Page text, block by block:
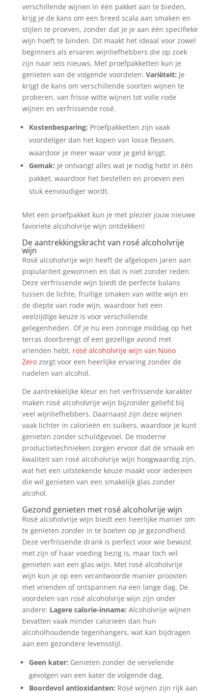
verschillende wijnen in één pakket aan te bieden,
krijg je de kans om een breed scala aan smaken en
stijlen te proeven, zonder dat je je aan één specifieke
wijn hoeft te binden. Dit maakt het ideaal voor zowel
beginners als ervaren wijnliefhebbers die op zoek
zijn naar iets nieuws. Met proefpakketten kun je
genieten van de volgende voordelen: Variëteit: Je
krijgt de kans om verschillende soorten wijnen te
proberen, van frisse witte wijnen tot volle rode
wijnen en verfrissende rosé.
Kostenbesparing: Proefpakketten zijn vaak
voordeliger dan het kopen van losse flessen,
waardoor je meer waar voor je geld krijgt.
Gemak: Je ontvangt alles wat je nodig hebt in één
pakket, waardoor het bestellen en proeven een
stuk eenvoudiger wordt.
Met een proefpakket kun je met plezier jouw nieuwe
favoriete alcoholvrije wijn ontdekken!
De aantrekkingskracht van rosé alcoholvrije
wijn
Rosé alcoholvrije wijn heeft de afgelopen jaren aan
populariteit gewonnen en dat is niet zonder reden.
Deze verfrissende wijn biedt de perfecte balans
tussen de lichte, fruitige smaken van witte wijn en
de diepte van rode wijn, waardoor het een
veelzijdige keuze is voor verschillende
gelegenheden. Of je nu een zonnige middag op het
terras doorbrengt of een gezellige avond met
vrienden hebt, rosé alcoholvrije wijn van Nono
Zerozorgt voor een heerlijke ervaring zonder de
nadelen van alcohol.
De aantrekkelijke kleur en het verfrissende karakter
maken rosé alcoholvrije wijn bijzonder geliefd bij
veel wijnliefhebbers. Daarnaast zijn deze wijnen
vaak lichter in calorieën en suikers, waardoor je kunt
genieten zonder schuldgevoel. De moderne
productietechnieken zorgen ervoor dat de smaak en
kwaliteit van rosé alcoholvrije wijn hoogwaardig zijn,
wat het een uitstekende keuze maakt voor iedereen
die wil genieten van een smakelijk glas zonder
alcohol.
Gezond genieten met rosé alcoholvrije wijn
Rosé alcoholvrije wijn biedt een heerlijke manier om
te genieten zonder in te boeten op je gezondheid.
Deze verfrissende drank is perfect voor wie bewust
met zijn of haar voeding bezig is, maar toch wil
genieten van een glas wijn. Met rosé alcoholvrije
wijn kun je op een verantwoorde manier proosten
met vrienden of ontspannen na een lange dag. De
voordelen van rosé alcoholvrije wijn zijn onder
andere: Lagere calorie-inname: Alcoholvrije wijnen
bevatten vaak minder calorieën dan hun
alcoholhoudende tegenhangers, wat kan bijdragen
aan een gezondere levensstijl.
Geen kater: Genieten zonder de vervelende
gevolgen van een kater de volgende dag.
Boordevol antioxidanten: Rosé wijnen zijn rijk aan